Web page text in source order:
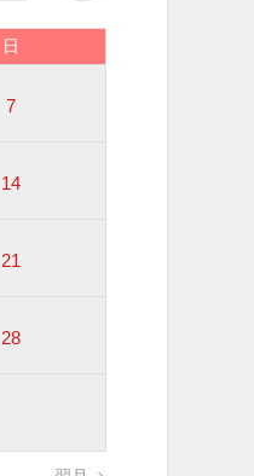
日
7
14
21
28